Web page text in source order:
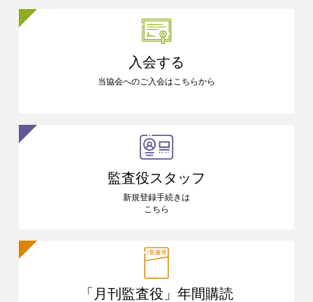
入会する
当協会へのご入会はこちらから
監査役スタッフ
新規登録手続きは
こちら
「月刊監査役」 年間購読